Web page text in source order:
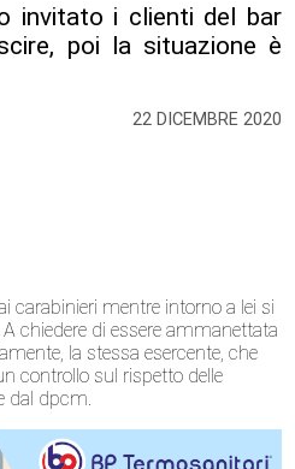
22 DICEMBRE 2020
invitato i clienti del bar
poi la situazione è
carabinieri mentre intorno a lei si
chiedere di essere ammanettata
la stessa esercente, che
controllo sul rispetto delle
dal dpcm.